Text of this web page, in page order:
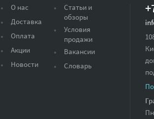
О нас
Доставка
Оплата
Акции
Новости
Статьи и
обзоры
Условия
продажи
Вакансии
Словарь